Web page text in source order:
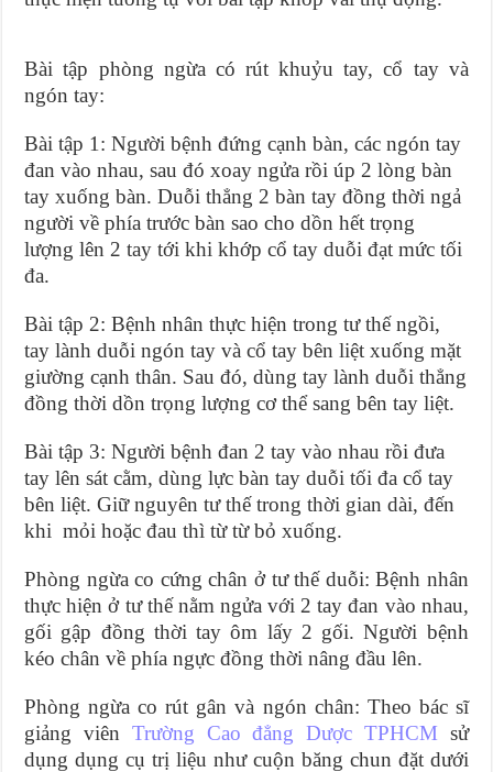
Bài tập phòng ngừa có rút khuỷu tay, cổ tay và
ngón tay:
Bài tập 1:Người bệnh đứng cạnh bàn, các ngón tay
đan vào nhau, sau đó xoay ngửa rồi úp 2 lòng bàn
tay xuống bàn. Duỗi thẳng 2 bàn tay đồng thời ngả
người về phía trước bàn sao cho dồn hết trọng
lượng lên 2 tay tới khi khớp cổ tay duỗi đạt mức tối
đa.
Bài tập 2:Bệnh nhân thực hiện trong tư thế ngồi,
tay lành duỗi ngón tay và cổ tay bên liệt xuống mặt
giường cạnh thân. Sau đó, dùng tay lành duỗi thẳng
đồng thời dồn trọng lượng cơ thể sang bên tay liệt.
Bài tập 3:Người bệnh đan 2 tay vào nhau rồi đưa
tay lên sát cằm, dùng lực bàn tay duỗi tối đa cổ tay
bên liệt. Giữ nguyên tư thế trong thời gian dài, đến
khi mỏi hoặc đau thì từ từ bỏ xuống.
Phòng ngừa co cứng chân ở tư thế duỗi: Bệnh nhân
thực hiện ở tư thế nằm ngửa với 2 tay đan vào nhau,
gối gập đồng thời tay ôm lấy 2 gối. Người bệnh
kéo chân về phía ngực đồng thời nâng đầu lên.
Phòng ngừa co rút gân và ngón chân: Theo bác sĩ
giảng viên Trường Cao đẳng Dược TPHCM sử
dụng dụng cụ trị liệu như cuộn băng chun đặt dưới